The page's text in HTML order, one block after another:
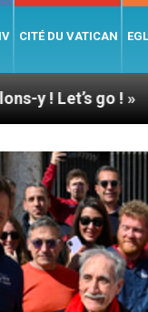
CITÉ DU VATICAN
»